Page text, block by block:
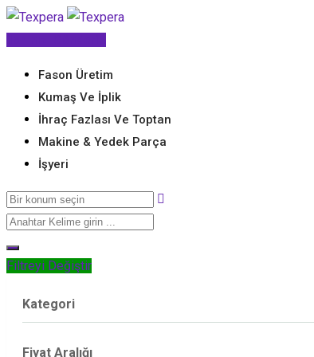
İçeriğe
Fason Üretim
Kumaş Ve İplik
İhraç Fazlası Ve Toptan
Makine & Yedek Parça
İşyeri
Filtreyi Değiştir
Kategori
Fiyat Aralığı